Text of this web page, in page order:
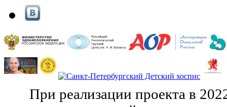
При реализации проекта в